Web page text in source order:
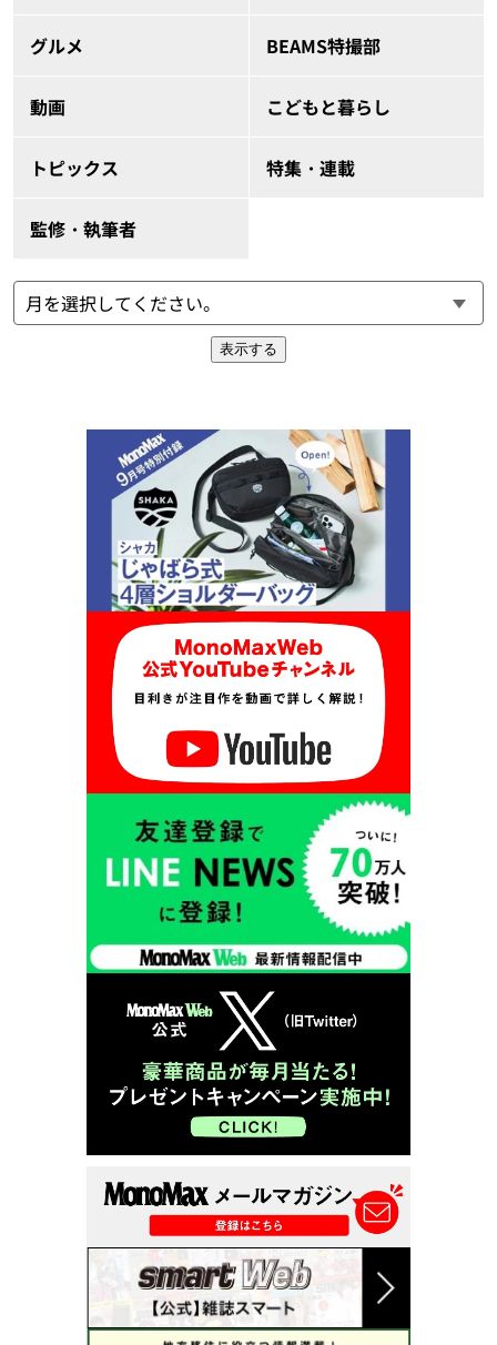
グルメ BEAMS特撮部
動画 こどもと暮らし
トピックス 特集・連載
監修・執筆者
表示する